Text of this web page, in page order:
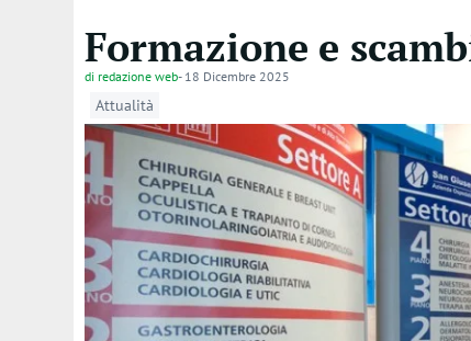
Formazione e
di redazione web- 18 Dicembre 2025
Attualità